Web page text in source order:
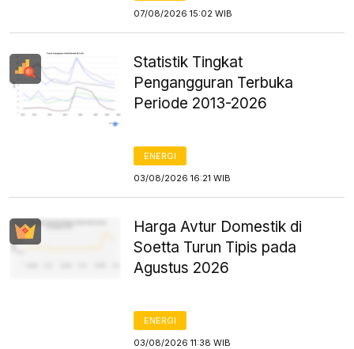
07/08/2026 15:02 WIB
Statistik Tingkat
Pengangguran Terbuka
Periode 2013-2026
ENERGI
03/08/2026 16:21 WIB
Harga Avtur Domestik di
Soetta Turun Tipis pada
Agustus 2026
ENERGI
03/08/2026 11:38 WIB